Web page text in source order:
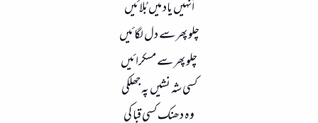
اُنہیں یاد میں بُلائیں
چلو پھر سے دل لگائیں
چلو پھر سے مسکرائیں
کسی شہ نشیں پہ جھلکی
وہ دھنک کسی قبا کی